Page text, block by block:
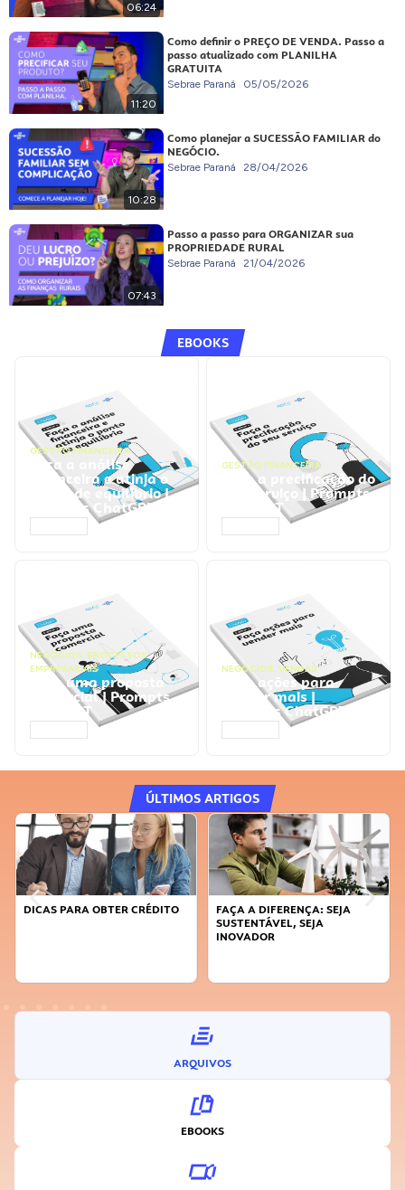
06:24
11:20
Como definir o PREÇO DE VENDA. Passo a
passo atualizado com PLANILHA
GRATUITA
Sebrae Paraná 05/05/2026
10:28
Como planejar a SUCESSÃO FAMILIAR do
NEGÓCIO.
Sebrae Paraná 28/04/2026
07:43
Passo a passo para ORGANIZAR sua
PROPRIEDADE RURAL
Sebrae Paraná 21/04/2026
EBOOKS
GESTÃO FINANCEIRA
Faça a análise
financeira e atinja o
ponto de equilíbrio |
Prompts ChatGPT
GESTÃO FINANCEIRA
Faça a precificação do
seu serviço | Prompts
ChatGPT
NEGÓCIOS, PROCESSOS
EMPRESARIAIS
Faça uma proposta
comercial | Prompts
ChatGPT
NEGÓCIOS, VENDAS
Faça ações para
vender mais |
Prompts ChatGPT
ÚLTIMOS ARTIGOS
DICAS PARA OBTER CRÉDITO
FAÇA A DIFERENÇA: SEJA
SUSTENTÁVEL, SEJA
INOVADOR
ARQUIVOS
EBOOKS